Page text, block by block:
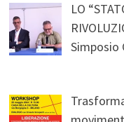
LO
Simposio